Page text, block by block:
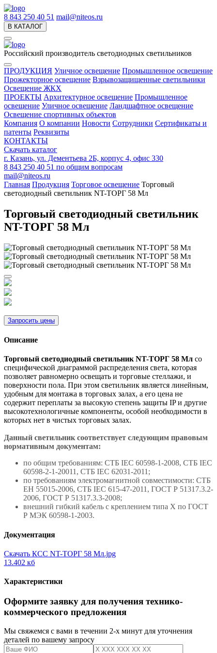
8 843 250 40 51 mail@niteos.ru
В КАТАЛОГ
Российский производитель светодиодных светильников
ПРОДУКЦИЯ Уличное освещение Промышленное освещение
Прожекторное освещение Взрывозащищенные светильники
Освещение ЖКХ
ПРОЕКТЫ Архитектурное освещение Промышленное
освещение Уличное освещение Ландшафтное освещение
Освещение спортивных объектов
Компания О компании Новости Сотрудники Сертификаты и
патенты Реквизиты
КОНТАКТЫ
Скачать каталог
г. Казань, ул. Дементьева 2Б, корпус 4, офис 330
8 843 250 40 51 по общим вопросам
mail@niteos.ru
Главная Продукция Торговое освещение Торговый
светодиодный светильник NT-ТОРГ 58 Мл
Торговый светодиодный светильник
NT-ТОРГ 58 Мл
Запросить цены
Описание
Торговый светодиодный светильник NT-ТОРГ 58 Мл со
специфической диаграммой распределения света, которая
позволяет равномерно освещать и торговые стеллажи, и
поверхности пола. При этом светильник является линейным,
удобным для монтажа в торговых залах, а его цена не
содержит переплаты за высокую степень защиты IP и другие
высокотехнологичные компоненты, особой необходимости в
которых нет в чистых торговых залах.
Данный светильник соответствует следующим правовым
нормативным документам:
по общим требованиям: СТБ IEC 60598-1-2008, СТБ IEC
60598-2-1-20011, СТБ IEC 62031-2011;
по требованиям электромагнитной совместимости: СТБ
ЕН 55015-2006, СТБ IEC 615-47-2011, ГОСТ Р 51317.3.2-
2006, ГОСТ Р 51317.3.3-2008;
внешний гибкий кабель с креплением типа Х по ГОСТ
Р МЭК 60598-1-2003.
Документация
Скачать КСС NT-ТОРГ 58 Мл.jpg
13.402 кб
Характеристики
Оформите заявку для получения технико-
коммерческого предложения
Мы свяжемся с вами в течении 2-х минут для уточнения
деталей по вашему запросу